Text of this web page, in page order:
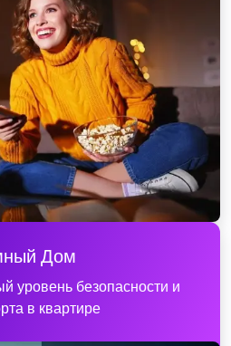
Дом
уровень безопасности и
в квартире